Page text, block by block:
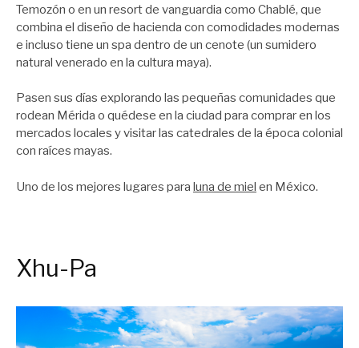
Temozón o en un resort de vanguardia como Chablé, que
combina el diseño de hacienda con comodidades modernas
e incluso tiene un spa dentro de un cenote (un sumidero
natural venerado en la cultura maya).
Pasen sus días explorando las pequeñas comunidades que
rodean Mérida o quédese en la ciudad para comprar en los
mercados locales y visitar las catedrales de la época colonial
con raíces mayas.
Uno de los mejores lugares para luna de miel en México.
Xhu-Pa